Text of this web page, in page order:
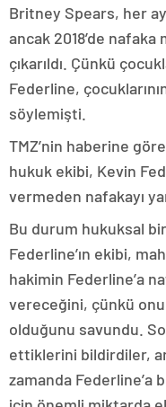
Britney Spears, her
ancak 2018’de nafaka
çıkarıldı. Çünkü
Federline,
söylemişti.
TMZ’nin haberine
hukuk ekibi, Kevin
vermeden nafakayı
Bu durum hukuksal
Federline’ın ekibi,
hakimin Federline’a
vereceğini, çünkü
olduğunu savundu.
ettiklerini bildirdiler,
zamanda Federline’a